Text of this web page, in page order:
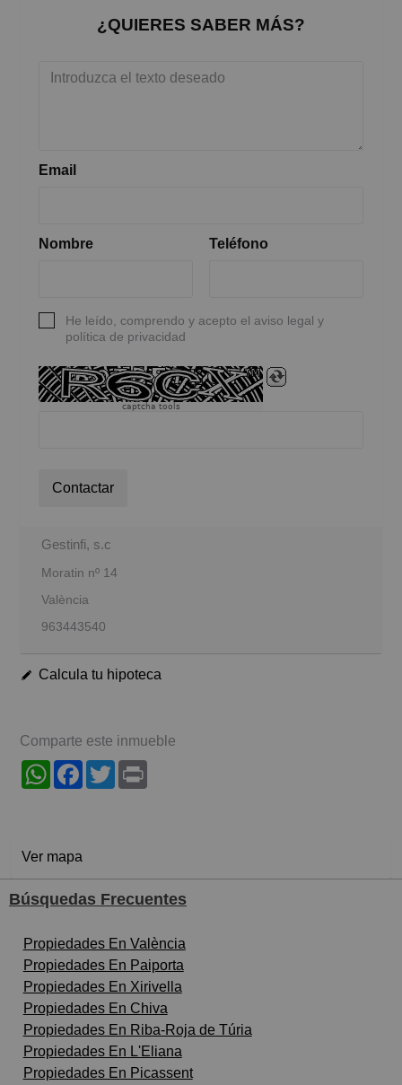
¿QUIERES SABER MÁS?
Email
Nombre Teléfono
He leído, comprendo y acepto el aviso legal y
política de privacidad
captcha tools
Contactar
Gestinfi, s.c
Moratin nº 14
València
963443540
Calcula tu hipoteca
Comparte este inmueble
WhatsAppFacebook
Twitter
Ver mapa
Búsquedas Frecuentes
Propiedades En València
Propiedades En Paiporta
Propiedades En Xirivella
Propiedades En Chiva
Propiedades En Riba-Roja de Túria
Propiedades En L'Eliana
Propiedades En Picassent